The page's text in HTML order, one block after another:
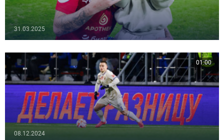
31.03.2025
08.12.2024
01:00